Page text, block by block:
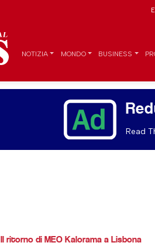
NOTIZIA MONDO BUSINESS
Read
Il ritorno di MEO Kalorama a Lisbona